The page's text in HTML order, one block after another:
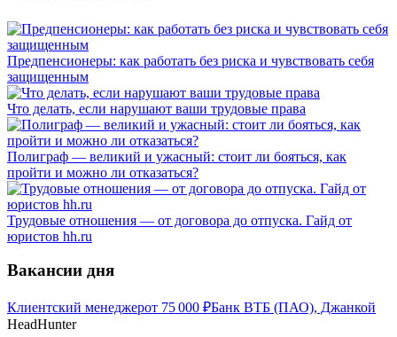
Предпенсионеры: как работать без риска и чувствовать себя
защищенным
Что делать, если нарушают ваши трудовые права
Полиграф — великий и ужасный: стоит ли бояться, как
пройти и можно ли отказаться?
Трудовые отношения — от договора до отпуска. Гайд от
юристов hh.ru
Вакансии дня
Клиентский менеджерот 75 000 ₽Банк ВТБ (ПАО), Джанкой
HeadHunter